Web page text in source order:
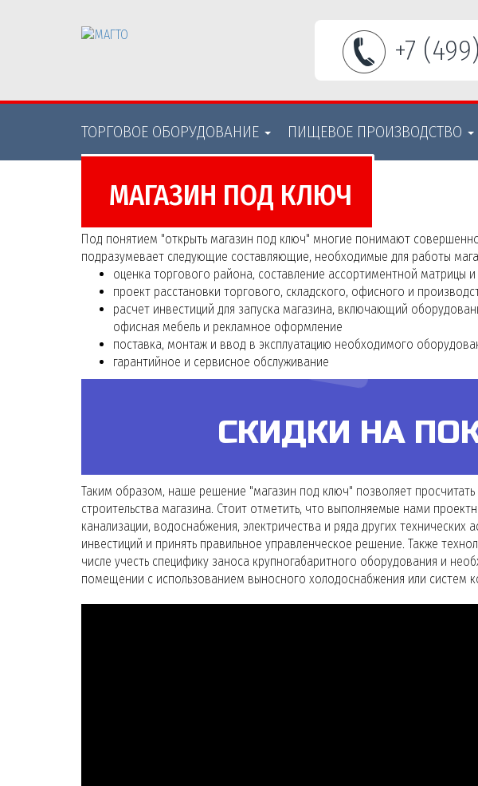
+7
ТОРГОВОЕ ОБОРУДОВАНИE ПИЩЕВОЕ ПРОИЗВОДСТВО
МАГАЗИН ПОД КЛЮЧ
Под понятием "открыть магазин под ключ" многие понимают
подразумевает следующие составляющие, необходимые для работы
оценка торгового района, составление ассортиментной матрицы
проект расстановки торгового, складского, офисного и
расчет инвестиций для запуска магазина, включающий
офисная мебель и рекламное оформление
поставка, монтаж и ввод в эксплуатацию необходимого
гарантийное и сервисное обслуживание
СКИДКИ НА
Таким образом, наше решение "магазин под ключ" позволяет
строительства магазина. Стоит отметить, что выполняемые нами
канализации, водоснабжения, электричества и ряда других
инвестиций и принять правильное управленческое решение. Также
числе учесть специфику заноса крупногабаритного оборудования и
помещении с использованием выносного холодоснабжения или систем